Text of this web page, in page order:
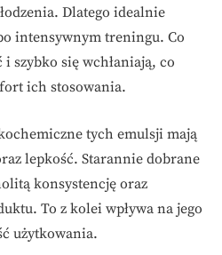
Dlatego idealnie
intensywnym treningu. Co
szybko się wchłaniają, co
ich stosowania.
tych emulsji mają
lepkość. Starannie dobrane
konsystencję oraz
To z kolei wpływa na jego
użytkowania.